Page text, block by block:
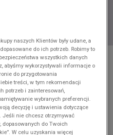
TRICOT WARM-
kolekcji, ubiegłych
naszych Klientów były udane, a
do ich potrzeb. Robimy to
wszystkich danych
abyśmy wykorzystywali informacje o
do przygotowania
treści, w tym rekomendacji
potrzeb i zainteresowań,
wybranych preferencji.
decyzję i ustawienia dotyczące
Jeśli nie chcesz otrzymywać
dopasowanych do Twoich
W celu uzyskania więcej